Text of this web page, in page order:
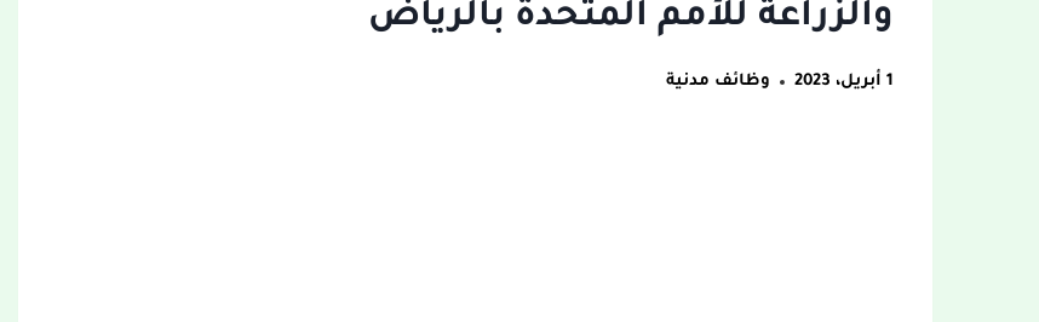
والزراعة للأمم المتحدة بالرياض
1 أبريل، 2023 وظائف مدنية